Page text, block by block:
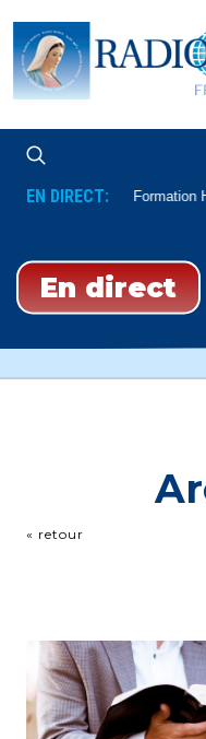
EN DIRECT: Formation
En direct
« retour